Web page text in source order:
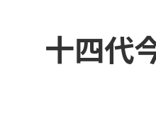
十四代